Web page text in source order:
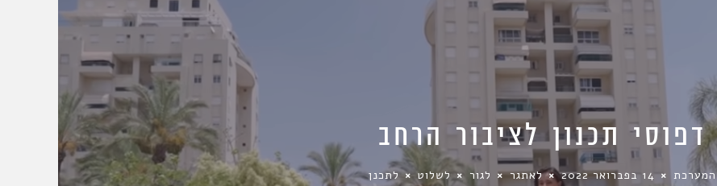
דפוסי תכנון לציבור הרחב
המערכת 14 בפברואר 2022 לאתגר לגור לשלוט לתכנן